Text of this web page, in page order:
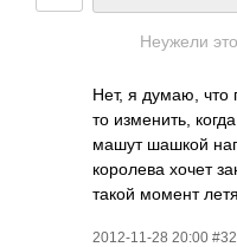
Неужели
Нет, я думаю, что
то изменить,
машут шашкой
королева хочет
такой момент
2012-11-28 20:00